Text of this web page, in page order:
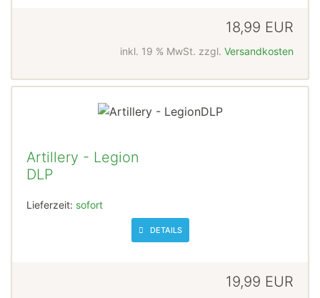
18,99 EUR
inkl. 19 % MwSt. zzgl. Versandkosten
Artillery - Legion
DLP
Lieferzeit: sofort
DETAILS
19,99 EUR